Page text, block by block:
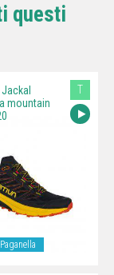
questi
mountain
T
Paganella